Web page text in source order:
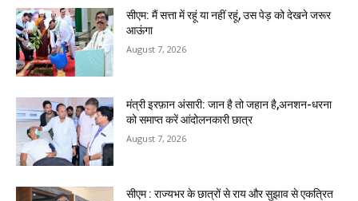
सीएम: मैं सत्ता में रहूं या नहीं रहूं, उस पेड़ को देखने जरूर
आऊंगा
August 7, 2026
मंत्री इरफ़ान अंसारी: जान है तो जहान है,अनशन-धरना
को समाप्त करें आंदोलनकारी छात्र
August 7, 2026
सीएम : राज्यभर के छात्रों से राय और सुझाव से एकत्रित